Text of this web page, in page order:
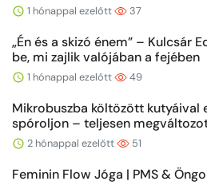
1 hónappal ezelőtt 37
„Én és a skizó énem” – Kulcsár
be, mi zajlik valójában a fejében
1 hónappal ezelőtt 49
Mikrobuszba költözött kutyáival
spóroljon – teljesen
2 hónappal ezelőtt 51
Feminin Flow Jóga | PMS &